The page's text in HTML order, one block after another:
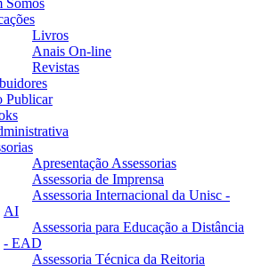
Somos
Livros
Anais On-line
Revistas
Publicar
Apresentação Assessorias
Assessoria de Imprensa
Assessoria Internacional da Unisc -
AI
Assessoria para Educação a Distância
- EAD
Assessoria Técnica da Reitoria